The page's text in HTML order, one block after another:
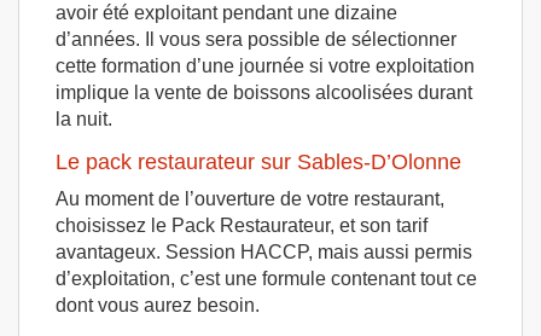
avoir été exploitant pendant une dizaine
d’années. Il vous sera possible de sélectionner
cette formation d’une journée si votre exploitation
implique la vente de boissons alcoolisées durant
la nuit.
Le pack restaurateur sur Sables-D’Olonne
Au moment de l’ouverture de votre restaurant,
choisissez le Pack Restaurateur, et son tarif
avantageux. Session HACCP, mais aussi permis
d’exploitation, c’est une formule contenant tout ce
dont vous aurez besoin.